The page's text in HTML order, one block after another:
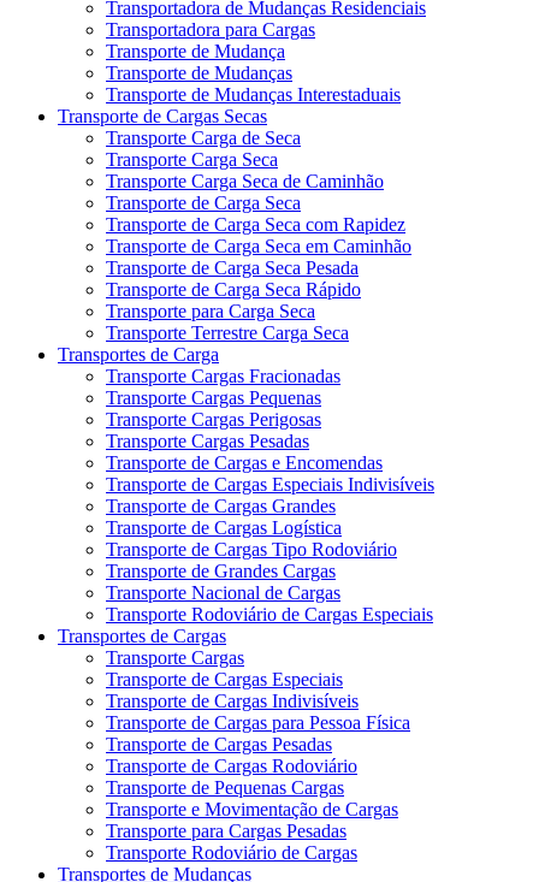
Transportadora de Mudanças Residenciais
Transportadora para Cargas
Transporte de Mudança
Transporte de Mudanças
Transporte de Mudanças Interestaduais
Transporte de Cargas Secas
Transporte Carga de Seca
Transporte Carga Seca
Transporte Carga Seca de Caminhão
Transporte de Carga Seca
Transporte de Carga Seca com Rapidez
Transporte de Carga Seca em Caminhão
Transporte de Carga Seca Pesada
Transporte de Carga Seca Rápido
Transporte para Carga Seca
Transporte Terrestre Carga Seca
Transportes de Carga
Transporte Cargas Fracionadas
Transporte Cargas Pequenas
Transporte Cargas Perigosas
Transporte Cargas Pesadas
Transporte de Cargas e Encomendas
Transporte de Cargas Especiais Indivisíveis
Transporte de Cargas Grandes
Transporte de Cargas Logística
Transporte de Cargas Tipo Rodoviário
Transporte de Grandes Cargas
Transporte Nacional de Cargas
Transporte Rodoviário de Cargas Especiais
Transportes de Cargas
Transporte Cargas
Transporte de Cargas Especiais
Transporte de Cargas Indivisíveis
Transporte de Cargas para Pessoa Física
Transporte de Cargas Pesadas
Transporte de Cargas Rodoviário
Transporte de Pequenas Cargas
Transporte e Movimentação de Cargas
Transporte para Cargas Pesadas
Transporte Rodoviário de Cargas
Transportes de Mudanças